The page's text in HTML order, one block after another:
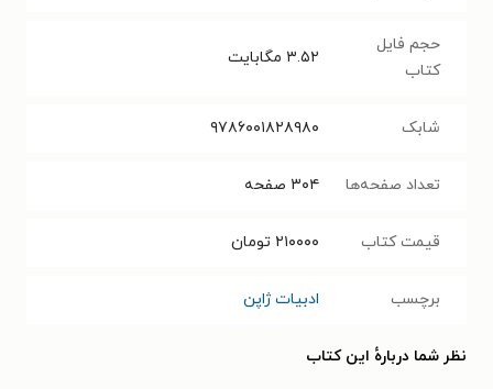
حجم فایل
کتاب
۳.۵۲ مگابایت
شابک ۹۷۸۶۰۰۱۸۲۸۹۸۰
تعداد صفحه‌ها ۳۰۴ صفحه
قیمت کتاب ۲۱۰۰۰۰ تومان
برچسب ادبیات ژاپن
نظر شما دربارهٔ این کتاب